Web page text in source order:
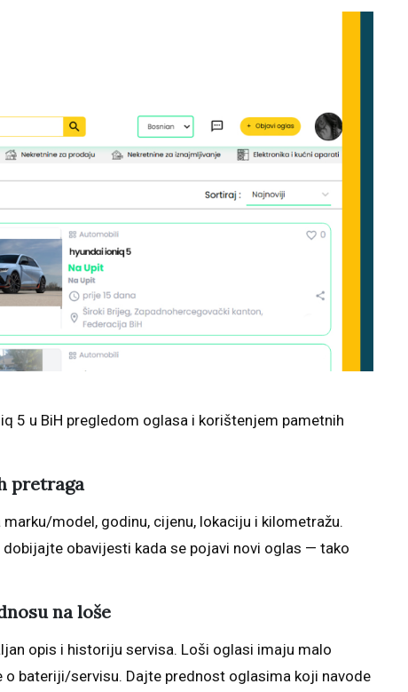
5 u BiH pregledom oglasa i korištenjem pametnih
pretraga
model, godinu, cijenu, lokaciju i kilometražu.
dobijajte obavijesti kada se pojavi novi oglas — tako
na loše
opis i historiju servisa. Loši oglasi imaju malo
bateriji/servisu. Dajte prednost oglasima koji navode